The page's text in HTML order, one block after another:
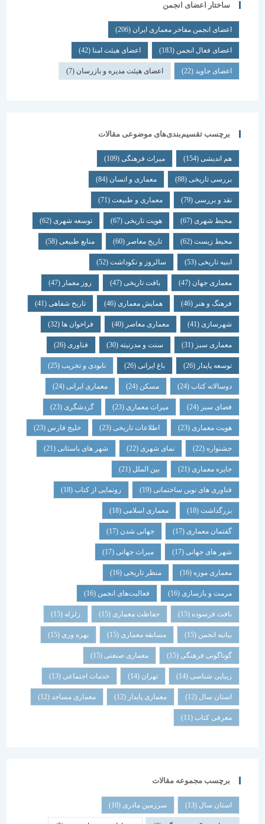
ساختار اعضای انجمن
اعضای انجمن مفاخر معماری ایران (206)
اعضای فعال انجمن(183) اعضای هیئت امنا(42)
اعضای جاوید(22) اعضای هیئت مدیره و بازرسان(7)
برچسب تقسیم‌بندی‌های موضوعی مقالات
هم اندیشی (154) میراث فرهنگی (109)
بررسی تاریخی (88) معماری و انسان (84)
نقد و بررسی (79) معماری و طبیعت (71)
محیط شهری(67) هویت تاریخی(67) توسعه شهری(62)
محیط زیست(62) تاریخ معاصر(60) منابع طبیعی(58)
ابنیه تاریخی(53) سالروز و نکوداشت(52)
معماری جهان (47) بافت تاریخی(47) روز معمار(47)
فرهنگ و هنر(46) همایش معماری (46) تاریخ شفاهی (41)
شهرسازی(41) معماری معاصر(40) فراخوان ها (32)
معماری سبز(31) سنت و مدرنیته(30) فناوری (26)
توسعه پایدار(26) باغ ایرانی(26) نابودی و تخریب(25)
دوسالانه کتاب(24) مسکن (24) معماری ایرانی(24)
فضای سبز(24) میراث معماری (23) گردشگری (23)
هویت معماری (23) اطلاعات تاریخی(23) خلیج فارس(23)
جشنواره(22) نمای شهری(22) شهر های باستانی (21)
جایزه معماری (21) بین الملل(21)
فناوری های نوین ساختمانی(19) رونمایی از کتاب (18)
بزرگداشت (18) معماری اسلامی(18)
گفتمان معماری (17) جهانی شدن(17)
شهر های جهانی(17) میراث جهانی(17)
معماری موزه(16) منظر تاریخی (16)
مرمت و بازسازی(16) فعالیت‌های انجمن(16)
بافت فرسوده (15) حفاظت معماری (15) زلزله
بیانیه انجمن(15) مسابقه معماری (15) بهره وری(15)
گوناگونی فرهنگی (15) معماری صنعتی(15)
زیبایی شناسی (14) تهران خدمات اجتماعی (13)
استان سال(12) معماری پایدار (12) معماری مساجد(12)
معرفی کتاب(11)
برچسب مجموعه مقالات
استان سال(13) سرزمین مادری(10)